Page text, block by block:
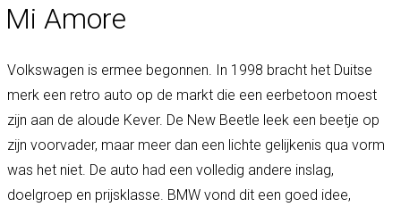
Mi Amore
Volkswagen is ermee begonnen. In 1998 bracht het Duitse
merk een retro auto op de markt die een eerbetoon moest
zijn aan de aloude Kever. De New Beetle leek een beetje op
zijn voorvader, maar meer dan een lichte gelijkenis qua vorm
was het niet. De auto had een volledig andere inslag,
doelgroep en prijsklasse. BMW vond dit een goed idee,